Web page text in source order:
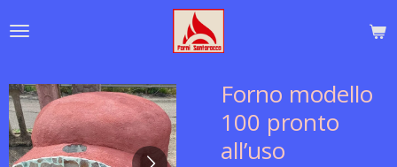
al
principale
Forno modello
100 pronto
all’uso